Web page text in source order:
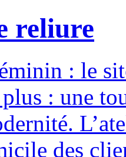
reliure
: le
: une
des